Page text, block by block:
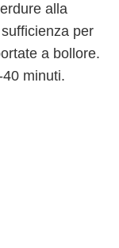
alla
per
a bollore.
minuti.